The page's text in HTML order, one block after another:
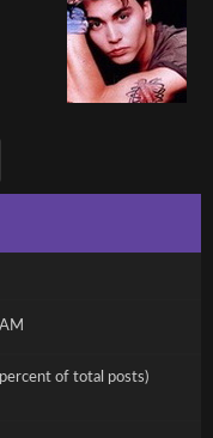
of total posts)